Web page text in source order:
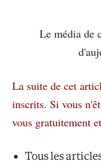
Le média de
La suite de cet
inscrits. Si vous
vous gratuitement
Tous les